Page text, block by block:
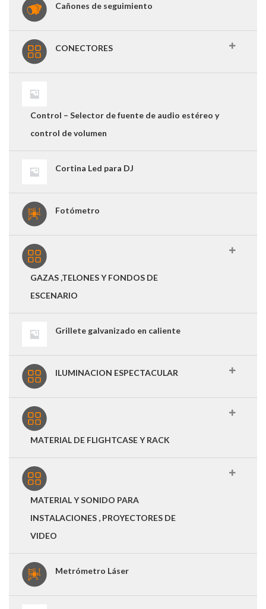
Cañones de seguimiento
CONECTORES
Control – Selector de fuente de audio estéreo y
control de volumen
Cortina Led para DJ
Fotómetro
GAZAS ,TELONES Y FONDOS DE
ESCENARIO
Grillete galvanizado en caliente
ILUMINACION ESPECTACULAR
MATERIAL DE FLIGHTCASE Y RACK
MATERIAL Y SONIDO PARA
INSTALACIONES , PROYECTORES DE
VIDEO
Metrómetro Láser